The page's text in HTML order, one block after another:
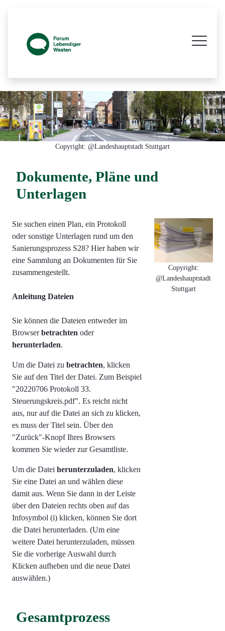
Copyright: @Landeshauptstadt Stuttgart
Dokumente, Pläne und
Unterlagen
Sie suchen einen Plan, ein Protokoll
oder sonstige Unterlagen rund um den
Sanierungsprozess S28? Hier haben wir
eine Sammlung an Dokumenten für Sie
zusammengestellt.
Anleitung Dateien
Sie können die Dateien entweder im
Browserbetrachten oder
herunterladen.
Um die Datei zu betrachten, klicken
Sie auf den Titel der Datei. Zum Beispiel
"20220706 Protokoll 33.
Steuerungskreis.pdf". Es reicht nicht
aus, nur auf die Datei an sich zu klicken,
es muss der Titel sein. Über den
"Zurück"-Knopf Ihres Browsers
kommen Sie wieder zur Gesamtliste.
Um die Datei herunterzuladen, klicken
Sie eine Datei an und wählen diese
damit aus. Wenn Sie dann in der Leiste
über den Dateien rechts oben auf das
Infosymbol (i) klicken, können Sie dort
die Datei herunterladen. (Um eine
weitere Datei herunterzuladen, müssen
Sie die vorherige Auswahl durch
Klicken aufheben und die neue Datei
auswählen.)
Copyright:
@Landeshauptstadt
Stuttgart
Gesamtprozess